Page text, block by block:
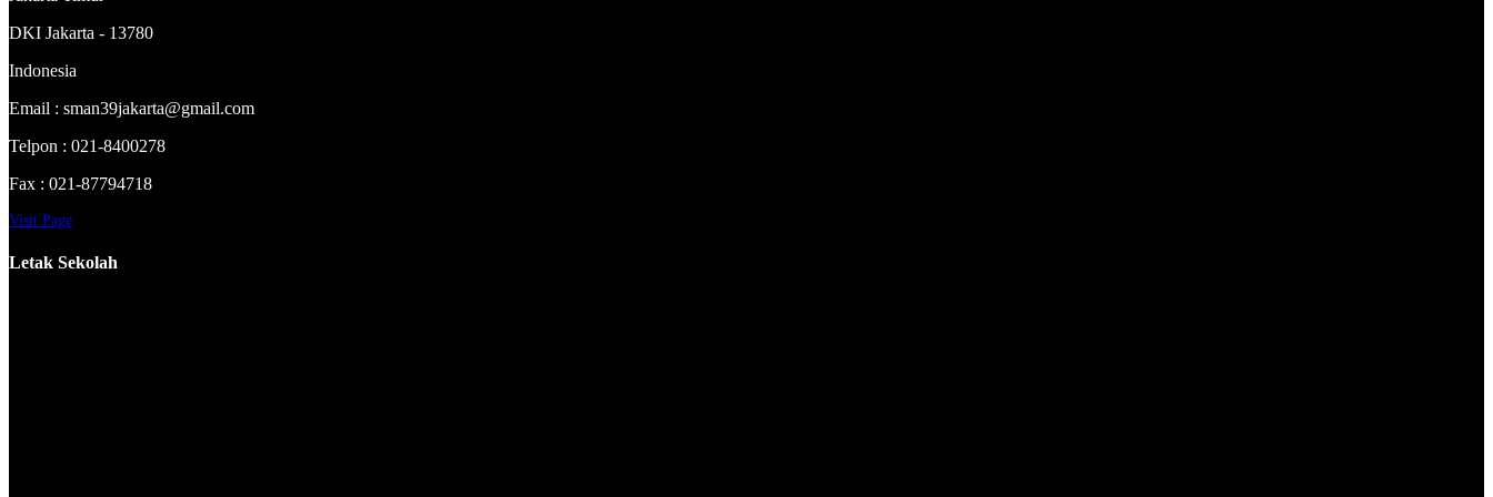
DKI Jakarta - 13780
Indonesia
Email : sman39jakarta@gmail.com
Telpon : 021-8400278
Fax : 021-87794718
Visit Page
Letak Sekolah